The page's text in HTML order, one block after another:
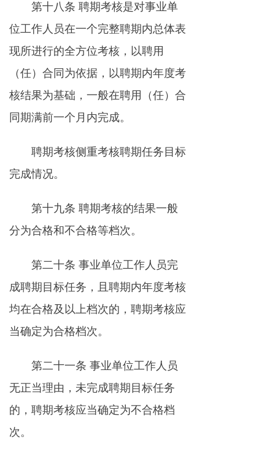
第十八条 聘期考核是对事业单
位工作人员在一个完整聘期内总体表
现所进行的全方位考核，以聘用
（任）合同为依据，以聘期内年度考
核结果为基础，一般在聘用（任）合
同期满前一个月内完成。
聘期考核侧重考核聘期任务目标
完成情况。
第十九条 聘期考核的结果一般
分为合格和不合格等档次。
第二十条 事业单位工作人员完
成聘期目标任务，且聘期内年度考核
均在合格及以上档次的，聘期考核应
当确定为合格档次。
第二十一条 事业单位工作人员
无正当理由，未完成聘期目标任务
的，聘期考核应当确定为不合格档
次。